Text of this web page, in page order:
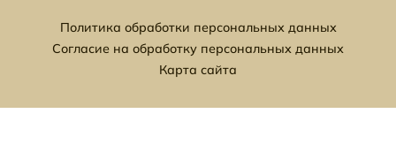
Политика обработки персональных данных
Согласие на обработку персональных данных
Карта сайта